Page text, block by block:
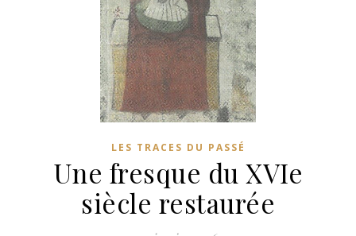
LES TRACES DU PASSÉ
Une fresque du XVIe
siècle restaurée